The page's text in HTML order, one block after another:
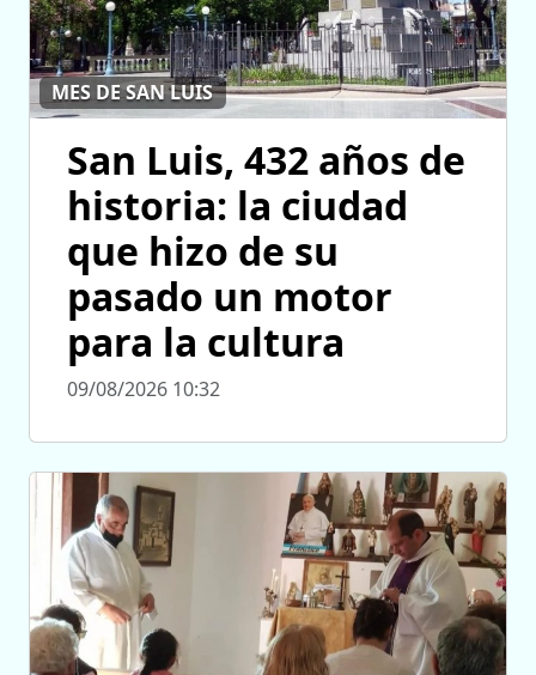
MES DE SAN LUIS
San Luis, 432 años de
historia: la ciudad
que hizo de su
pasado un motor
para la cultura
09/08/2026 10:32